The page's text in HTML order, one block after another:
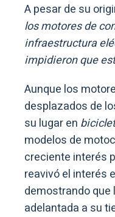
A pesar de su
los motores de
infraestructura
impidieron que
Aunque los
desplazados de
su lugar en
modelos de
creciente interés
reavivó el interés
demostrando que
adelantada a su